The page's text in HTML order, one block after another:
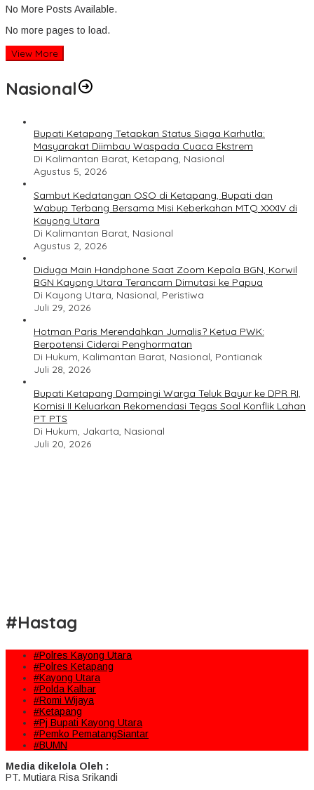
No More Posts Available.
No more pages to load.
View More
Nasional
Bupati Ketapang Tetapkan Status Siaga Karhutla:
Masyarakat Diimbau Waspada Cuaca Ekstrem
Di Kalimantan Barat, Ketapang, Nasional
Agustus 5, 2026
Sambut Kedatangan OSO di Ketapang, Bupati dan
Wabup Terbang Bersama Misi Keberkahan MTQ XXXIV di
Kayong Utara
Di Kalimantan Barat, Nasional
Agustus 2, 2026
Diduga Main Handphone Saat Zoom Kepala BGN, Korwil
BGN Kayong Utara Terancam Dimutasi ke Papua
Di Kayong Utara, Nasional, Peristiwa
Juli 29, 2026
Hotman Paris Merendahkan Jurnalis? Ketua PWK:
Berpotensi Ciderai Penghormatan
Di Hukum, Kalimantan Barat, Nasional, Pontianak
Juli 28, 2026
Bupati Ketapang Dampingi Warga Teluk Bayur ke DPR RI,
Komisi II Keluarkan Rekomendasi Tegas Soal Konflik Lahan
PT PTS
Di Hukum, Jakarta, Nasional
Juli 20, 2026
#Hastag
#Polres Kayong Utara
#Polres Ketapang
#Kayong Utara
#Polda Kalbar
#Romi Wijaya
#Ketapang
#Pj Bupati Kayong Utara
#Pemko PematangSiantar
#BUMN
Media dikelola Oleh :
PT. Mutiara Risa Srikandi